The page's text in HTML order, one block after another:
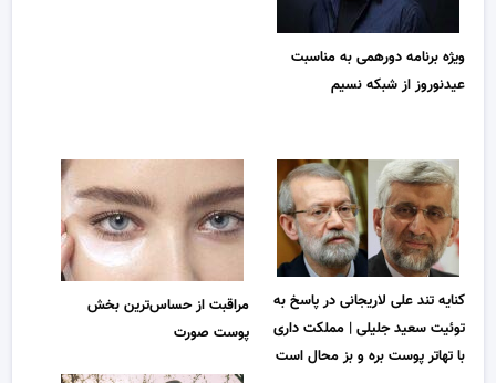
ویژه برنامه دورهمی به مناسبت
عیدنوروز از شبکه نسیم
کنایه تند علی لاریجانی در پاسخ به
توئیت سعید جلیلی | مملکت داری
با تهاتر پوست بره و بز محال است
مراقبت از حساس‌ترین بخش
پوست صورت